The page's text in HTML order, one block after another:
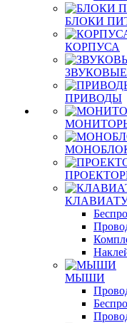
БЛОКИ
КОРПУСА
ПРИВОДЫ
МЫШИ